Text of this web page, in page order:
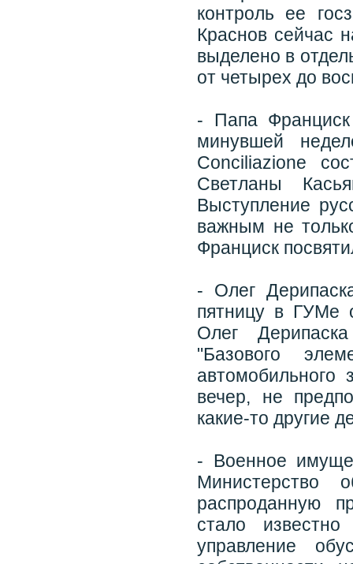
контроль ее
Краснов сейчас
выделено в
от четырех до
- Папа
минувшей
Conciliazione
Светланы
Выступление
важным не
Франциск
- Олег
пятницу в ГУМе
Олег
"Базового
вечер, не
какие-то другие
- Военное
Министерство
распроданную
стало
управление